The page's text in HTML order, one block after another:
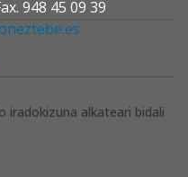
948 45 09 39
iradokizuna alkateari bidali